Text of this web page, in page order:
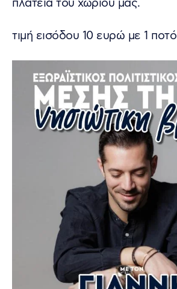
πλατεία του χωριού μας.
τιμή εισόδου 10 ευρώ με 1 ποτό